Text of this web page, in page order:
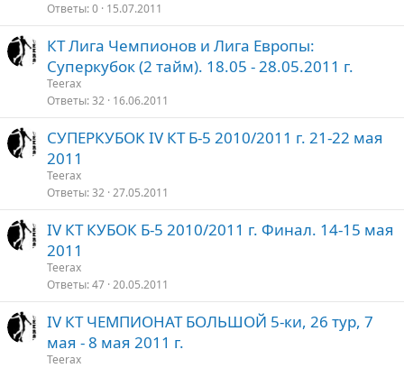
Ответы 0 15.07.2011
КТ Лига Чемпионов и Лига Европы:
Суперкубок (2 тайм). 18.05 - 28.05.2011 г.
Teerax
Ответы 32 16.06.2011
СУПЕРКУБОК IV КТ Б-5 2010/2011 г. 21-22 мая
2011
Teerax
Ответы 32 27.05.2011
IV КТ КУБОК Б-5 2010/2011 г. Финал. 14-15 мая
2011
Teerax
Ответы 47 20.05.2011
IV КТ ЧЕМПИОНАТ БОЛЬШОЙ 5-ки, 26 тур, 7
мая - 8 мая 2011 г.
Teerax